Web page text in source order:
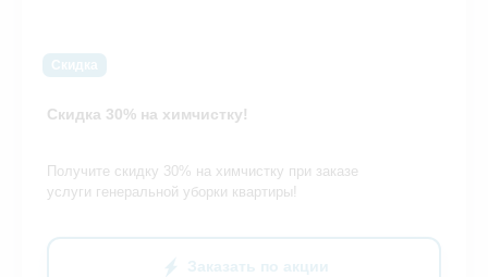
Скидка
Скидка 30% на химчистку!
Получите скидку 30% на химчистку при заказе
услуги генеральной уборки квартиры!
Заказать по акции